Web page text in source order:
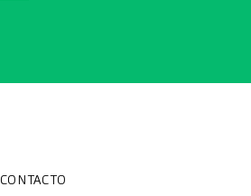
CONTACTO